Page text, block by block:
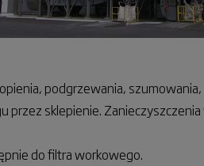
podgrzewania,
sklepienie.
do filtra workowego.